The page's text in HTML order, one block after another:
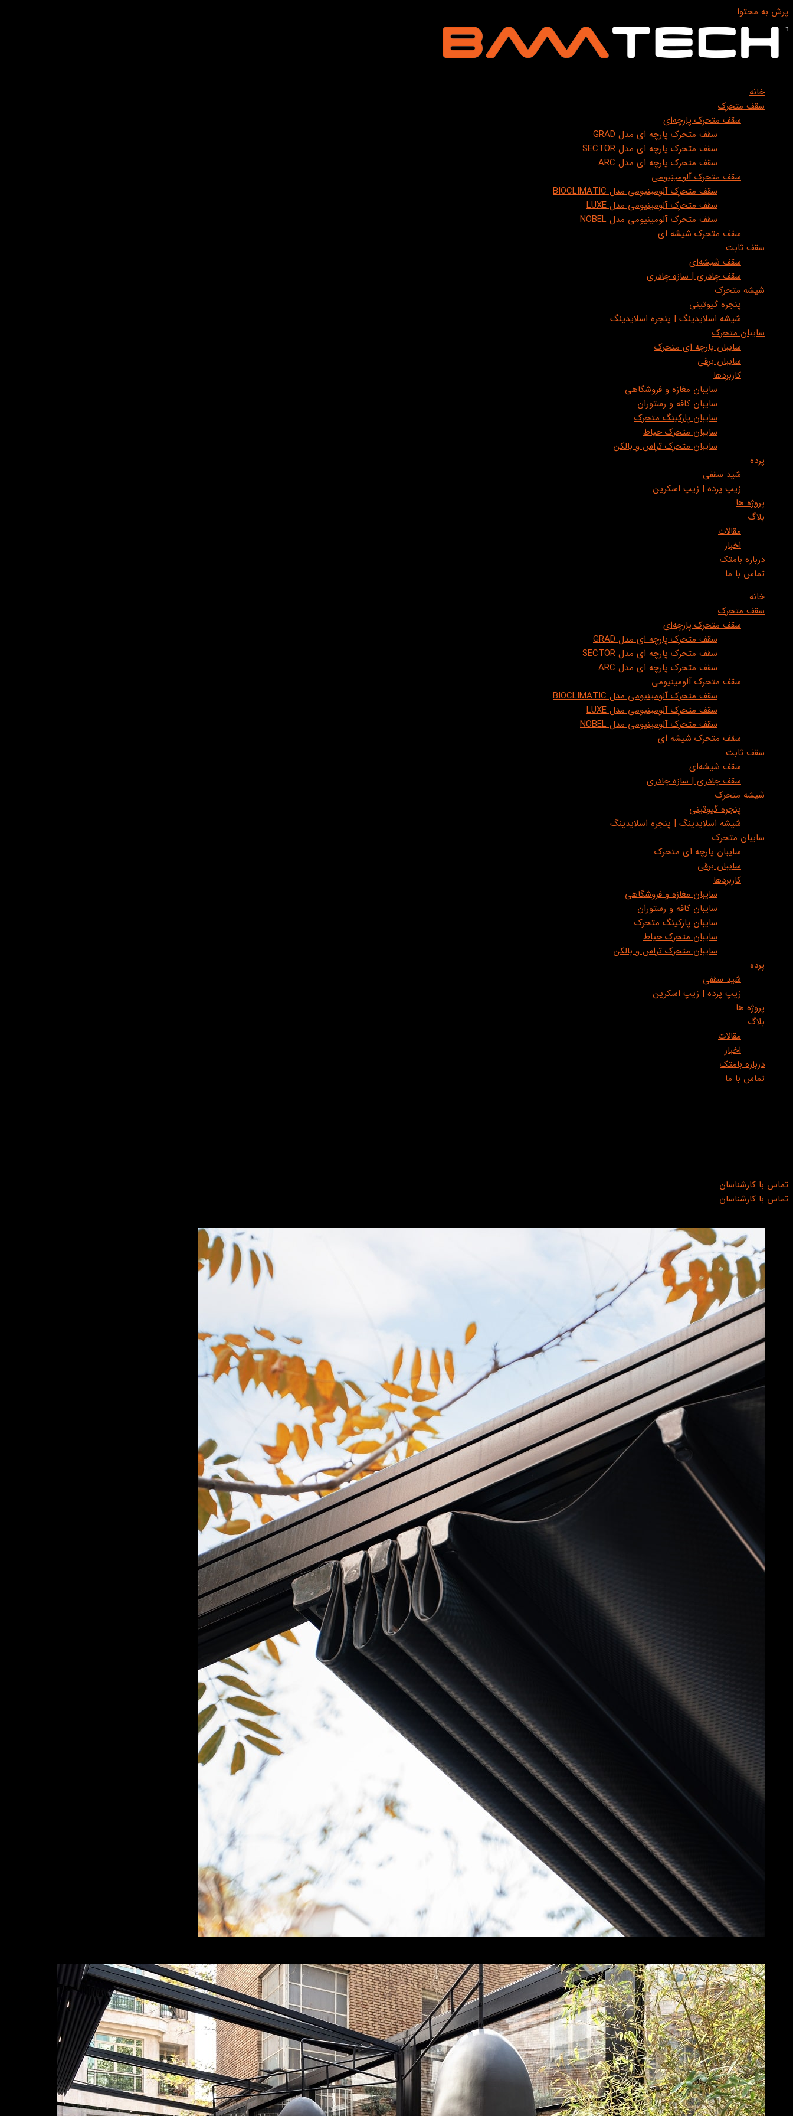
پرش به محتوا
خانه
سقف متحرک
سقف متحرک پارچه‌ای
سقف متحرک پارچه ای مدل GRAD
سقف متحرک پارچه ای مدل SECTOR
سقف متحرک پارچه ای مدل ARC
سقف متحرک آلومینیومی
سقف متحرک آلومینیومی مدل BIOCLIMATIC
سقف متحرک آلومینیومی مدل LUXE
سقف متحرک آلومینیومی مدل NOBEL
سقف متحرک شیشه ای
سقف ثابت
سقف شیشه‌ای
سقف چادری | سازه چادری
شیشه متحرک
پنجره گیوتینی
شیشه اسلایدینگ | پنجره اسلایدینگ
سایبان متحرک
سایبان پارچه ای متحرک
سایبان برقی
کاربردها
سایبان مغازه و فروشگاهی
سایبان کافه و رستوران
سایبان پارکینگ متحرک
سایبان متحرک حیاط
سایبان متحرک تراس و بالکن
پرده
شید سقفی
زیپ پرده | زیپ اسکرین
پروژه ها
بلاگ
مقالات
اخبار
درباره بامتک
تماس با ما
خانه
سقف متحرک
سقف متحرک پارچه‌ای
سقف متحرک پارچه ای مدل GRAD
سقف متحرک پارچه ای مدل SECTOR
سقف متحرک پارچه ای مدل ARC
سقف متحرک آلومینیومی
سقف متحرک آلومینیومی مدل BIOCLIMATIC
سقف متحرک آلومینیومی مدل LUXE
سقف متحرک آلومینیومی مدل NOBEL
سقف متحرک شیشه ای
سقف ثابت
سقف شیشه‌ای
سقف چادری | سازه چادری
شیشه متحرک
پنجره گیوتینی
شیشه اسلایدینگ | پنجره اسلایدینگ
سایبان متحرک
سایبان پارچه ای متحرک
سایبان برقی
کاربردها
سایبان مغازه و فروشگاهی
سایبان کافه و رستوران
سایبان پارکینگ متحرک
سایبان متحرک حیاط
سایبان متحرک تراس و بالکن
پرده
شید سقفی
زیپ پرده | زیپ اسکرین
پروژه ها
بلاگ
مقالات
اخبار
درباره بامتک
تماس با ما
تماس با کارشناسان
تماس با کارشناسان